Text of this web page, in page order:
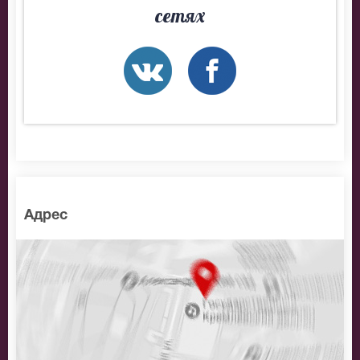
Если не удалось найти нужные билеты на Ramil,
позвоните нам в call-центр и мы обязательно
подберем Вам лучшие места по доступной цене.
сетях
Адрес